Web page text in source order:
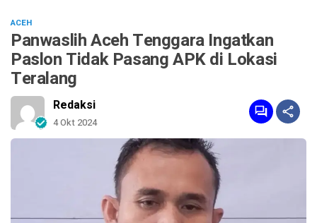
ACEH
Panwaslih Aceh Tenggara Ingatkan
Paslon Tidak Pasang APK di Lokasi
Teralang
Redaksi
4 Okt 2024